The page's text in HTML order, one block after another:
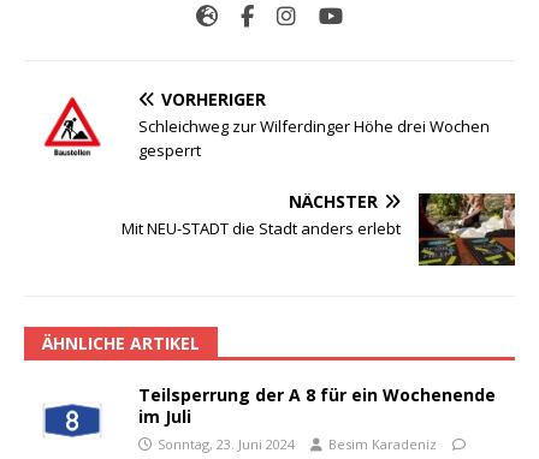
VORHERIGER
Schleichweg zur Wilferdinger Höhe drei Wochen
gesperrt
NÄCHSTER
Mit NEU-STADT die Stadt anders erlebt
ÄHNLICHE ARTIKEL
Teilsperrung der A 8 für ein Wochenende
im Juli
Sonntag, 23. Juni 2024
Besim Karadeniz